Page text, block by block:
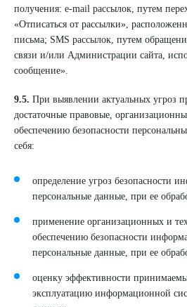
получения: e-mail рассылок, путем
«Отписаться от рассылки»,
письма; SMS рассылок, путем
связи и/или Администрации сайта,
сообщение».
9.5. При выявлении актуальных угроз
достаточные правовые,
обеспечению безопасности
себя:
определение угроз безопасности
персональные данные, при ее
применение организационных и
обеспечению безопасности
персональные данные, при ее
оценку эффективности
эксплуатацию информационной